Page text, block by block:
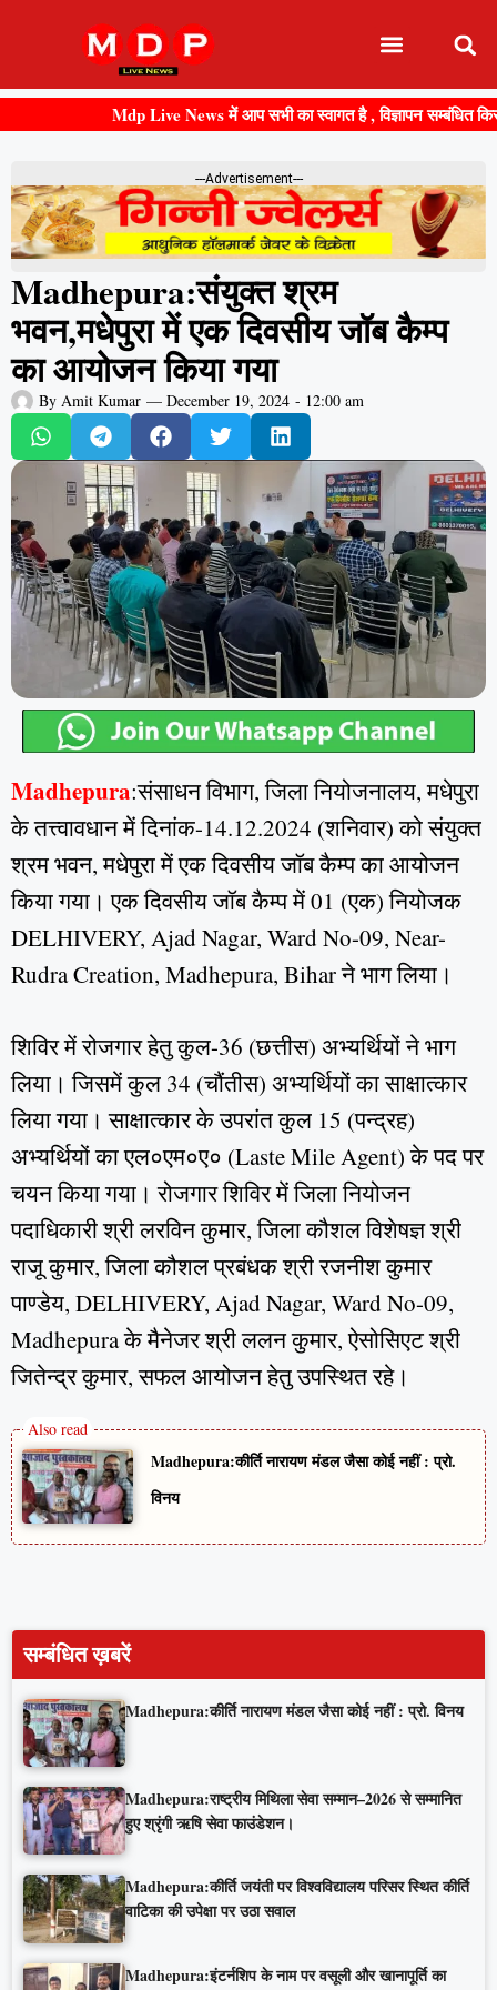
Mdp Live News में आप सभी का स्वागत है , विज्ञापन सम्बंधित किसी
---Advertisement---
Madhepura:संयुक्त श्रम
भवन,मधेपुरा में एक दिवसीय जॉब कैम्प
का आयोजन किया गया
By Amit Kumar — December 19, 2024 - 12:00 am
Madhepura:संसाधन विभाग, जिला नियोजनालय, मधेपुरा
के तत्त्वावधान में दिनांक-14.12.2024 (शनिवार) को संयुक्त
श्रम भवन, मधेपुरा में एक दिवसीय जॉब कैम्प का आयोजन
किया गया। एक दिवसीय जॉब कैम्प में 01 (एक) नियोजक
DELHIVERY, Ajad Nagar, Ward No-09, Near-
Rudra Creation, Madhepura, Bihar ने भाग लिया।
शिविर में रोजगार हेतु कुल-36 (छत्तीस) अभ्यर्थियों ने भाग
लिया। जिसमें कुल 34 (चौंतीस) अभ्यर्थियों का साक्षात्कार
लिया गया। साक्षात्कार के उपरांत कुल 15 (पन्द्रह)
अभ्यर्थियों का एल०एम०ए० (Laste Mile Agent) के पद पर
चयन किया गया। रोजगार शिविर में जिला नियोजन
पदाधिकारी श्री लरविन कुमार, जिला कौशल विशेषज्ञ श्री
राजू कुमार, जिला कौशल प्रबंधक श्री रजनीश कुमार
पाण्डेय, DELHIVERY, Ajad Nagar, Ward No-09,
Madhepura के मैनेजर श्री ललन कुमार, ऐसोसिएट श्री
जितेन्द्र कुमार, सफल आयोजन हेतु उपस्थित रहे।
Madhepura:कीर्ति नारायण मंडल जैसा कोई नहीं : प्रो.
विनय
सम्बंधित ख़बरें
Madhepura:कीर्ति नारायण मंडल जैसा कोई नहीं : प्रो. विनय
Madhepura:राष्ट्रीय मिथिला सेवा सम्मान–2026 से सम्मानित
हुए श्रृंगी ऋषि सेवा फाउंडेशन।
Madhepura:कीर्ति जयंती पर विश्वविद्यालय परिसर स्थित कीर्ति
वाटिका की उपेक्षा पर उठा सवाल
Madhepura:इंटर्नशिप के नाम पर वसूली और खानापूर्ति का